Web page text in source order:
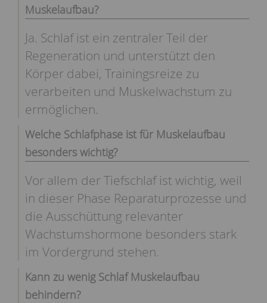
Muskelaufbau?
Ja. Schlaf ist ein zentraler Teil der
Regeneration und unterstützt den
Körper dabei, Trainingsreize zu
verarbeiten und Muskelwachstum zu
ermöglichen.
Welche Schlafphase ist für Muskelaufbau
besonders wichtig?
Vor allem der Tiefschlaf ist wichtig, weil
in dieser Phase Reparaturprozesse und
die Ausschüttung relevanter
Wachstumshormone besonders stark
im Vordergrund stehen.
Kann zu wenig Schlaf Muskelaufbau
behindern?